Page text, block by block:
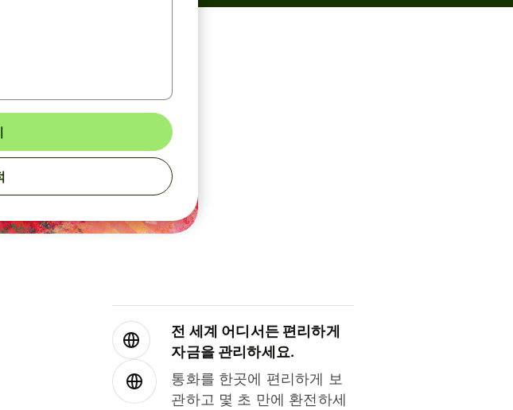
전 세계 어디서든 편리하게
자금을 관리하세요.
통화를 한곳에 편리하게 보
관하고 몇 초 만에 환전하세